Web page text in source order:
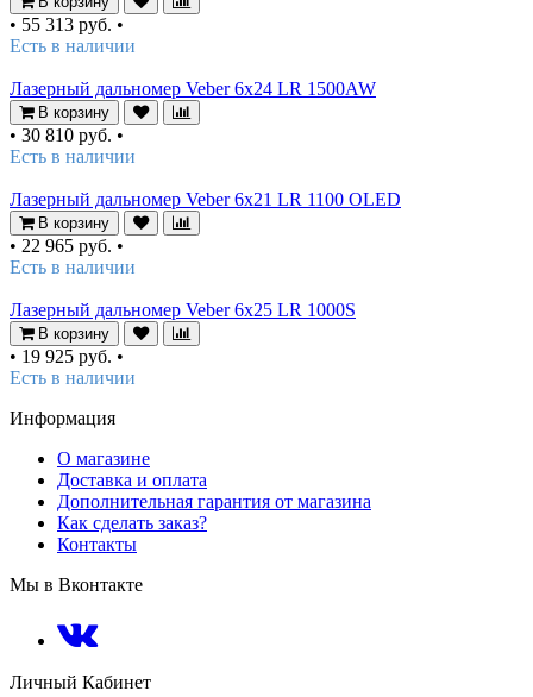
• 55 313 руб. •
Есть в наличии
Лазерный дальномер Veber 6x24 LR 1500AW
В корзину
• 30 810 руб. •
Есть в наличии
Лазерный дальномер Veber 6x21 LR 1100 OLED
В корзину
• 22 965 руб. •
Есть в наличии
Лазерный дальномер Veber 6x25 LR 1000S
В корзину
• 19 925 руб. •
Есть в наличии
Информация
О магазине
Доставка и оплата
Дополнительная гарантия от магазина
Как сделать заказ?
Контакты
Мы в Вконтакте
Личный Кабинет